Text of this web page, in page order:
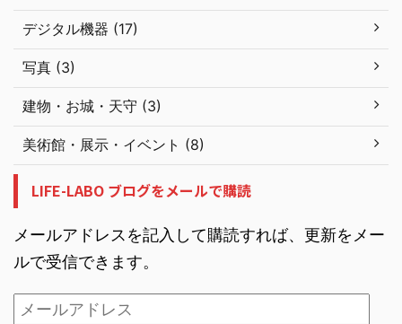
デジタル機器 (17)
写真 (3)
建物・お城・天守 (3)
美術館・展示・イベント (8)
LIFE-LABO ブログをメールで購読
メールアドレスを記入して購読すれば、更新をメー
ルで受信できます。